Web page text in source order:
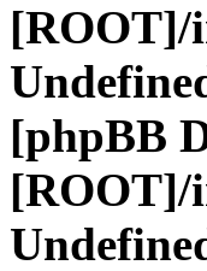
[ROOT]/
[phpBB
[ROOT]/